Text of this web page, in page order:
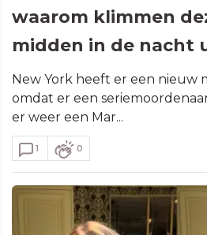
waarom klimmen
midden in de nacht
New York heeft er een nieuw
omdat er een
er weer een Mar...
1 0